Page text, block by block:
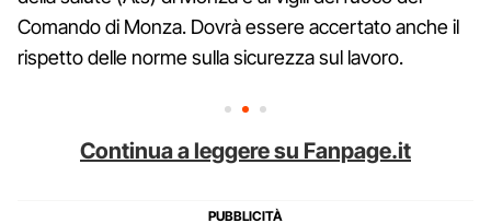
Comando di Monza. Dovrà essere accertato anche il
rispetto delle norme sulla sicurezza sul lavoro.
Continua a leggere su Fanpage.it